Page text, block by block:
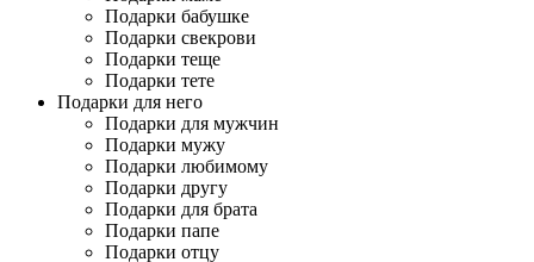
Подарки бабушке
Подарки свекрови
Подарки теще
Подарки тете
Подарки для него
Подарки для мужчин
Подарки мужу
Подарки любимому
Подарки другу
Подарки для брата
Подарки папе
Подарки отцу